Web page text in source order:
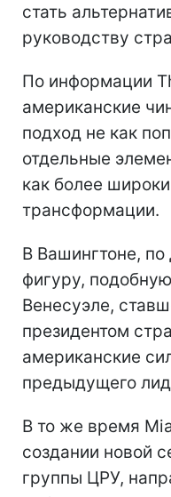
стать
руководству
По информации
американские
подход не как
отдельные
как более
трансформации.
В Вашингтоне,
фигуру,
Венесуэле,
президентом
американские
предыдущего
В то же время
создании новой
группы ЦРУ,